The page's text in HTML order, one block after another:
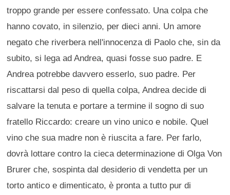
troppo grande per essere confessato. Una colpa che
hanno covato, in silenzio, per dieci anni. Un amore
negato che riverbera nell'innocenza di Paolo che, sin da
subito, si lega ad Andrea, quasi fosse suo padre. E
Andrea potrebbe davvero esserlo, suo padre. Per
riscattarsi dal peso di quella colpa, Andrea decide di
salvare la tenuta e portare a termine il sogno di suo
fratello Riccardo: creare un vino unico e nobile. Quel
vino che sua madre non è riuscita a fare. Per farlo,
dovrà lottare contro la cieca determinazione di Olga Von
Brurer che, sospinta dal desiderio di vendetta per un
torto antico e dimenticato, è pronta a tutto pur di